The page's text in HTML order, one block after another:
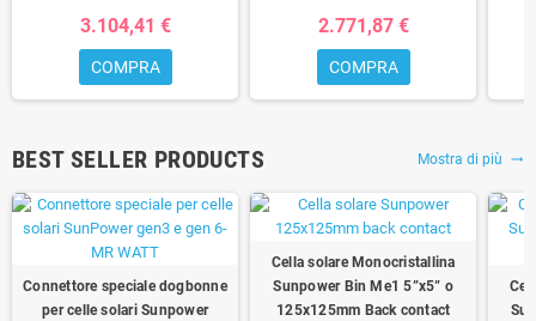
3.104,41 €
COMPRA
2.771,87 €
COMPRA
BEST SELLER PRODUCTS Mostra di più trending_flat
Connettore speciale dogbonne
per celle solari Sunpower
Cella solare Monocristallina
Sunpower Bin Me1 5”x5” o
125x125mm Back contact